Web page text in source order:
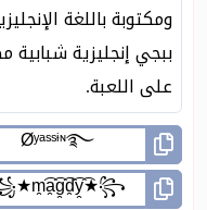
ومكتوبة باللغة
ببجي إنجليزية
على اللعبة.